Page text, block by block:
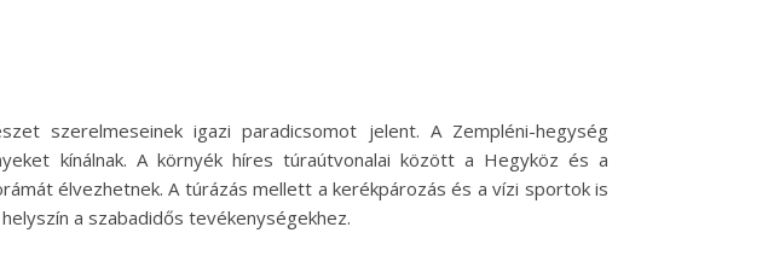
szerelmeseinek igazi paradicsomot jelent. A Zempléni-hegység
kínálnak. A környék híres túraútvonalai között a Hegyköz és a
élvezhetnek. A túrázás mellett a kerékpározás és a vízi sportok is
a szabadidős tevékenységekhez.